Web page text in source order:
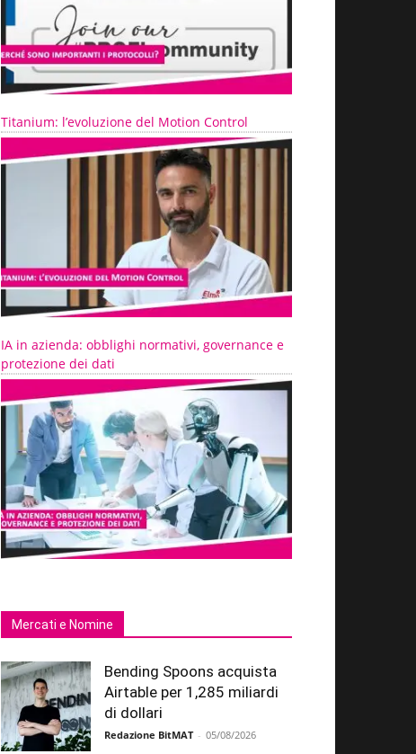
Titanium: l’evoluzione del Motion Control
IA in azienda: obblighi normativi, governance e
protezione dei dati
Mercati e Nomine
Bending Spoons acquista
Airtable per 1,285 miliardi
di dollari
Redazione BitMAT - 05/08/2026